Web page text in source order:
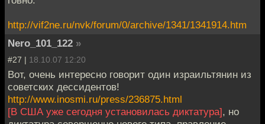
http://vif2ne.ru/nvk/forum/0/archive/1341/1341914.htm
Nero_101_122 »
#27 | 18.10.07 12:20
Вот, очень интересно говорит один израильтянин из
советских дессидентов!
http://www.inosmi.ru/press/236875.html
[В США уже сегодня установилась диктатура], но